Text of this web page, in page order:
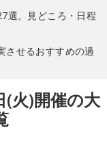
選。見どころ・日程
させるおすすめの過
(火)開催の大